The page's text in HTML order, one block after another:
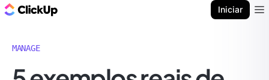
Iniciar
MANAGE